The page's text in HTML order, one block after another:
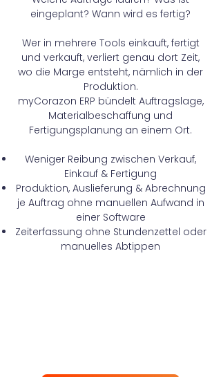
eingeplant? Wann wird es fertig?
Wer in mehrere Tools einkauft, fertigt
und verkauft, verliert genau dort Zeit,
wo die Marge entsteht, nämlich in der
Produktion.
myCorazon ERP bündelt Auftragslage,
Materialbeschaffung und
Fertigungsplanung an einem Ort.
Weniger Reibung zwischen Verkauf,
Einkauf & Fertigung
Produktion, Auslieferung & Abrechnung
je Auftrag ohne manuellen Aufwand in
einer Software
Zeiterfassung ohne Stundenzettel oder
manuelles Abtippen